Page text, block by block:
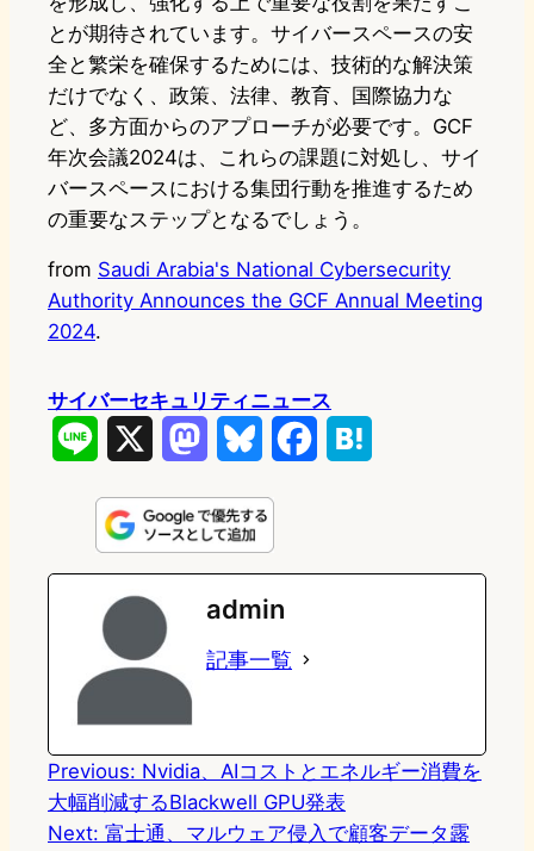
とが期待されています。サイバースペースの安
全と繁栄を確保するためには、技術的な解決策
だけでなく、政策、法律、教育、国際協力な
ど、多方面からのアプローチが必要です。GCF
年次会議2024は、これらの課題に対処し、サイ
バースペースにおける集団行動を推進するため
の重要なステップとなるでしょう。
from Saudi Arabia's National Cybersecurity
Authority Announces the GCF Annual Meeting
2024.
サイバーセキュリティニュース
n
e
s
t
o
d
n
u
e
s
k
e
k
e
admin
記事一覧
Previous: Nvidia、AIコストとエネルギー消費を
大幅削減するBlackwell GPU発表
Next: 富士通、マルウェア侵入で顧客データ露